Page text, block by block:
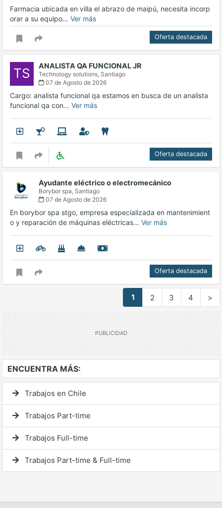
Farmacia ubicada en villa el abrazo de maipú, necesita incorp
orar a su equipo… Ver más
Oferta destacada
TS ANALISTA QA FUNCIONAL JR
Technology solutions, Santiago
07 de Agosto de 2026
Cargo: analista funcional qa estamos en busca de un analista
funcional qa con… Ver más
Oferta destacada
Ayudante eléctrico o electromecánico
Borybor spa, Santiago
07 de Agosto de 2026
En borybor spa stgo, empresa especializada en mantenimient
o y reparación de máquinas eléctricas… Ver más
Oferta destacada
1 2 3 4 >
ENCUENTRA MÁS:
Trabajos en Chile
Trabajos Part-time
Trabajos Full-time
Trabajos Part-time & Full-time